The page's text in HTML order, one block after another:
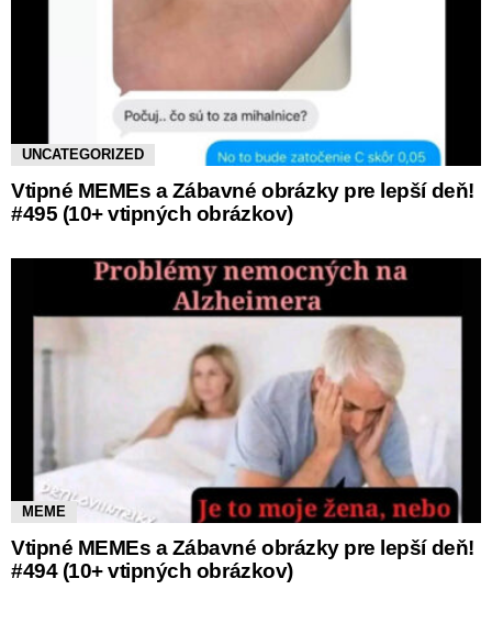
UNCATEGORIZED
Vtipné MEMEs a Zábavné obrázky pre lepší deň!
#495 (10+ vtipných obrázkov)
MEME
Vtipné MEMEs a Zábavné obrázky pre lepší deň!
#494 (10+ vtipných obrázkov)